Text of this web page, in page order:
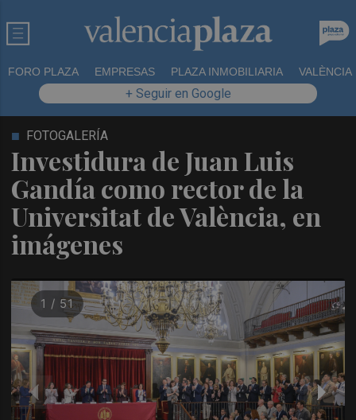
FORO PLAZA EMPRESAS PLAZA INMOBILIARIA VALÈNCIA
+ Seguir en Google
Investidura de Juan Luis
Gandía como rector de la
Universitat de València, en
imágenes
FOTOGALERÍA
1 / 51